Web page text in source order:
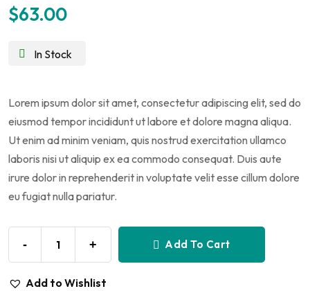
$63.00
In Stock
Lorem ipsum dolor sit amet, consectetur adipiscing elit, sed do
eiusmod tempor incididunt ut labore et dolore magna aliqua.
Ut enim ad minim veniam, quis nostrud exercitation ullamco
laboris nisi ut aliquip ex ea commodo consequat. Duis aute
irure dolor in reprehenderit in voluptate velit esse cillum dolore
eu fugiat nulla pariatur.
- + Add To Cart
Add to Wishlist